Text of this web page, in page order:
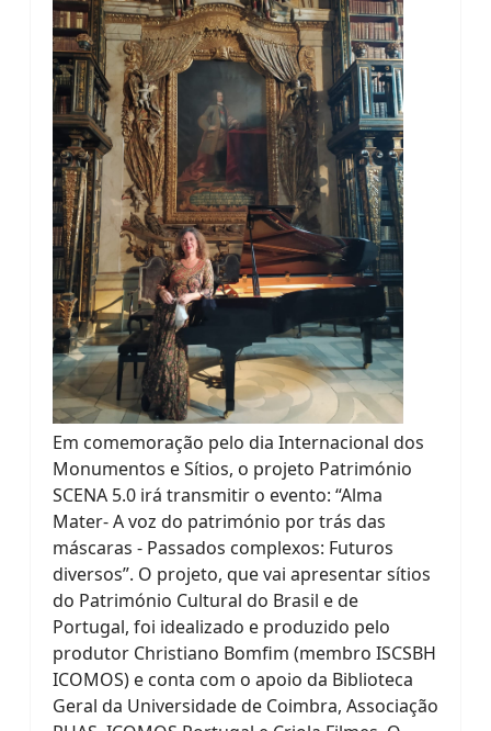
Em comemoração pelo dia Internacional dos
Monumentos e Sítios, o projeto Património
SCENA 5.0 irá transmitir o evento: “Alma
Mater- A voz do património por trás das
máscaras - Passados complexos: Futuros
diversos”. O projeto, que vai apresentar sítios
do Património Cultural do Brasil e de
Portugal, foi idealizado e produzido pelo
produtor Christiano Bomfim (membro ISCSBH
ICOMOS) e conta com o apoio da Biblioteca
Geral da Universidade de Coimbra, Associação